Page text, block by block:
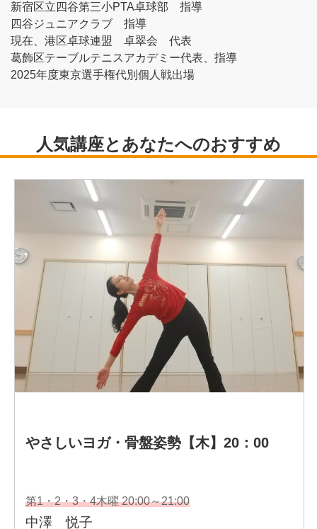
新宿区立四谷第三小PTA卓球部 指導
四谷ジュニアクラブ 指導
現在、港区卓球連盟 卓翠会 代表
葛飾区テーブルテニスアカデミー代表、指導
2025年度東京選手権代別個人戦出場